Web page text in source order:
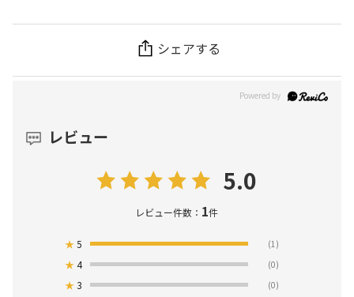
シェアする
レビュー
5.0
レビュー件数： 1件
★5 (1)
★4 (0)
★3 (0)